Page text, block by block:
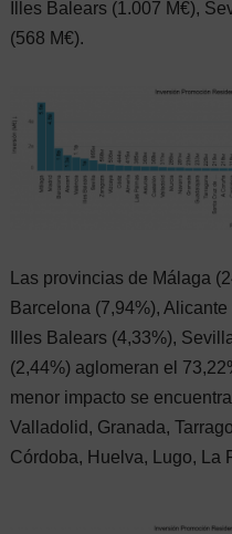
Illes Balears (1.007 M€),
(568 M€).
Las provincias de Málaga
Barcelona (7,94%),
Illes Balears (4,33%),
(2,44%) aglomeran el
menor impacto se
Valladolid, Granada,
Córdoba, Huelva, Lugo, La